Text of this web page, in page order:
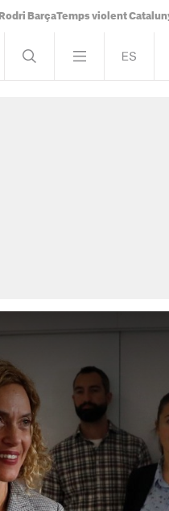
Rodri BarçaTemps violent